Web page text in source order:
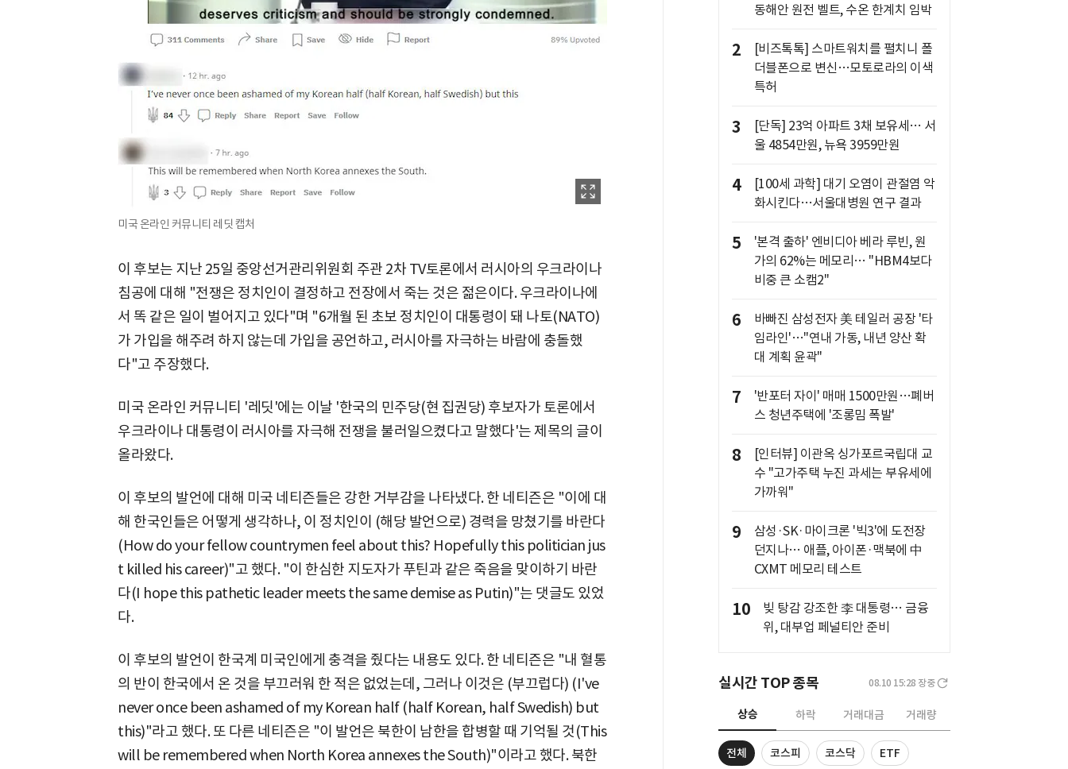
미국 온라인 커뮤니티 레딧 캡처
이 후보는 지난 25일 중앙선거관리위원회 주관 2차 TV토론에서 러시아의 우크라이나
침공에 대해 "전쟁은 정치인이 결정하고 전장에서 죽는 것은 젊은이다. 우크라이나에
서 똑 같은 일이 벌어지고 있다"며 "6개월 된 초보 정치인이 대통령이 돼 나토(NATO)
가 가입을 해주려 하지 않는데 가입을 공언하고, 러시아를 자극하는 바람에 충돌했
다"고 주장했다.
미국 온라인 커뮤니티 '레딧'에는 이날 '한국의 민주당(현 집권당) 후보자가 토론에서
우크라이나 대통령이 러시아를 자극해 전쟁을 불러일으켰다고 말했다'는 제목의 글이
올라왔다.
이 후보의 발언에 대해 미국 네티즌들은 강한 거부감을 나타냈다. 한 네티즌은 "이에 대
해 한국인들은 어떻게 생각하나, 이 정치인이 (해당 발언으로) 경력을 망쳤기를 바란다
(How do your fellow countrymen feel about this? Hopefully this politician jus
t killed his career)"고 했다. "이 한심한 지도자가 푸틴과 같은 죽음을 맞이하기 바란
다(I hope this pathetic leader meets the same demise as Putin)"는 댓글도 있었
다.
이 후보의 발언이 한국계 미국인에게 충격을 줬다는 내용도 있다. 한 네티즌은 "내 혈통
의 반이 한국에서 온 것을 부끄러워 한 적은 없었는데, 그러나 이것은 (부끄럽다) (I've
never once been ashamed of my Korean half (half Korean, half Swedish) but
this)"라고 했다. 또 다른 네티즌은 "이 발언은 북한이 남한을 합병할 때 기억될 것(This
will be remembered when North Korea annexes the South)"이라고 했다. 북한
동해안 원전 벨트, 수온 한계치 임박
2
[비즈톡톡] 스마트워치를 펼치니 폴
더블폰으로 변신…모토로라의 이색
특허
3
[단독] 23억 아파트 3채 보유세… 서
울 4854만원, 뉴욕 3959만원
4
[100세 과학] 대기 오염이 관절염 악
화시킨다…서울대병원 연구 결과
5
'본격 출하' 엔비디아 베라 루빈, 원
가의 62%는 메모리… "HBM4보다
비중 큰 소캠2"
6
바빠진 삼성전자 美 테일러 공장 '타
임라인'…"연내 가동, 내년 양산 확
대 계획 윤곽"
7
'반포터 자이' 매매 1500만원…폐버
스 청년주택에 '조롱밈 폭발'
8
[인터뷰] 이관옥 싱가포르국립대 교
수 "고가주택 누진 과세는 부유세에
가까워"
9
삼성·SK·마이크론 '빅3'에 도전장
던지나… 애플, 아이폰·맥북에 中
CXMT 메모리 테스트
10
빚 탕감 강조한 李 대통령… 금융
위, 대부업 페널티안 준비
실시간 TOP 종목 08.10 15:28 장중
상승 하락 거래대금 거래량
전체 코스피 코스닥 ETF